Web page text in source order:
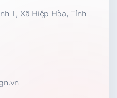
II, Xã Hiệp Hòa, Tỉnh